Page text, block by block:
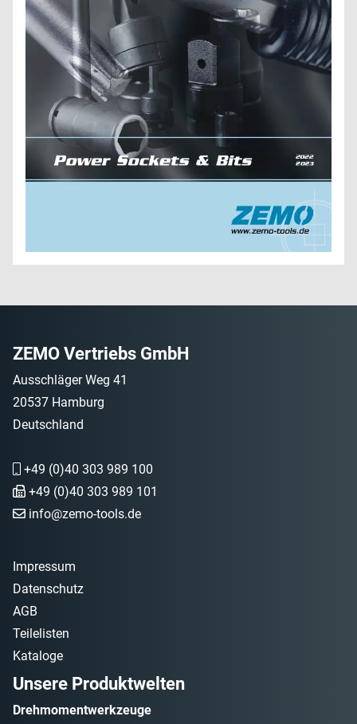
ZEMO Vertriebs GmbH
Unsere Produktwelten
Ausschläger Weg 41
20537 Hamburg
Deutschland
+49 (0)40 303 989 100
+49 (0)40 303 989 101
info@zemo-tools.de
Impressum
Datenschutz
AGB
Teilelisten
Kataloge
Drehmomentwerkzeuge